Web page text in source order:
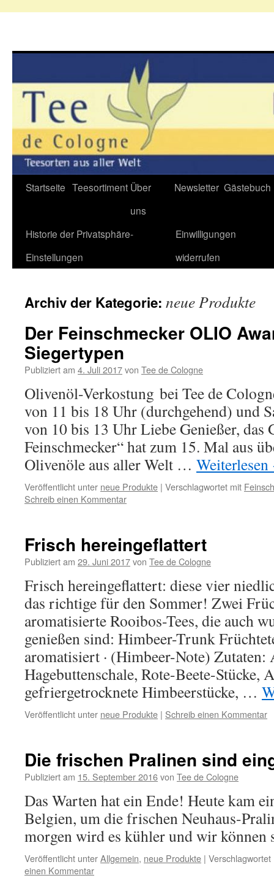
Zum
springen
Startseite Teesortiment Über
uns
Newsletter Gästebuch
Historie der Privatsphäre-
Einstellungen
Einwilligungen
widerrufen
Archiv der Kategorie: neue Produkte
Der Feinschmecker OLIO
Siegertypen
Publiziert am 4. Juli 2017von Tee de Cologne
Olivenöl-Verkostung bei Tee de
von 11 bis 18 Uhr (durchgehend) und
von 10 bis 13 Uhr Liebe Genießer, das
Feinschmecker“ hat zum 15. Mal aus
Olivenöle aus aller Welt … Weiterlesen
Veröffentlicht unter neue Produkte | Verschlagwortet mit
Schreib einen Kommentar
Frisch hereingeflattert
Publiziert am 29. Juni 2017von Tee de Cologne
Frisch hereingeflattert: diese vier
das richtige für den Sommer! Zwei
aromatisierte Rooibos-Tees, die auch
genießen sind: Himbeer-Trunk
aromatisiert · (Himbeer-Note)
Hagebuttenschale, Rote-Beete-Stücke,
gefriergetrocknete Himbeerstücke, …
Veröffentlicht unter neue Produkte | Schreib einen Kommentar
Die frischen Pralinen sind
Publiziert am 15. September 2016von Tee de Cologne
Das Warten hat ein Ende! Heute kam
Belgien, um die frischen Neuhaus-
morgen wird es kühler und wir können
Veröffentlicht unterAllgemein, neue Produkte | Verschlagwortet
einen Kommentar